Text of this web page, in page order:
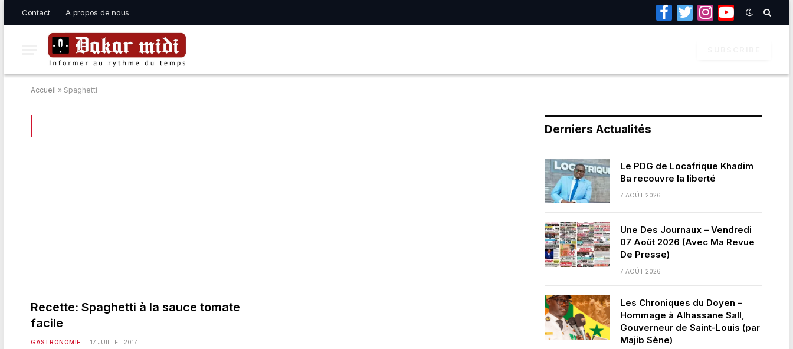
Contact A propos de nous
Facebook
TwitterInstagramYouTube
Accueil » Spaghetti
Recette: Spaghetti à la sauce tomate
facile
GASTRONOMIE 17 JUILLET 2017
Derniers Actualités
Le PDG de Locafrique Khadim
Ba recouvre la liberté
7 AOÛT 2026
Une Des Journaux – Vendredi
07 Août 2026 (Avec Ma Revue
De Presse)
7 AOÛT 2026
Les Chroniques du Doyen –
Hommage à Alhassane Sall,
Gouverneur de Saint-Louis (par
Majib Sène)